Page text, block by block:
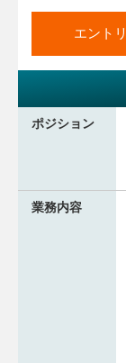
エント
ポジション
業務内容